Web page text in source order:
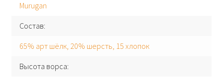
Murugan
Состав
65% арт шёлк, 20% шерсть, 15 хлопок
Высота ворса